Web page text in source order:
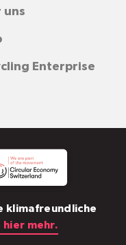
uns
Enterprise
klimafreundliche
hier mehr.